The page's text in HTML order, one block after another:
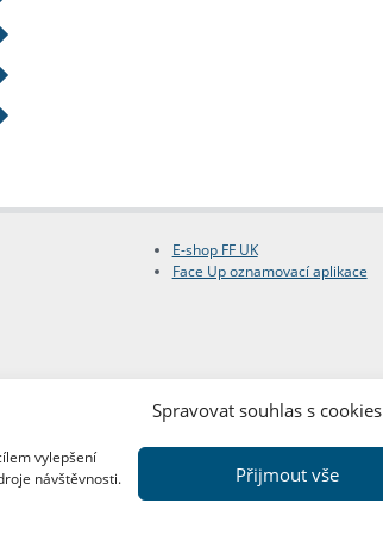
Spravovat souhlas s cookies
vylepšení
návštěvnosti.
Přijmout vše
E-shop FF UK
Face Up oznamovací aplikace